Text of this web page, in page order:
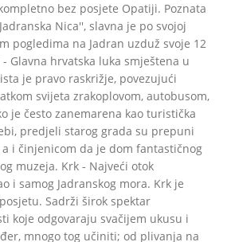
bez posjete Opatiji. Poznata
Nica'', slavna je po svojoj
pogledima na Jadran uzduž svoje 12
Glavna hrvatska luka smještena u
je pravo raskrižje, povezujući
svijeta zrakoplovom, autobusom,
je često zanemarena kao turistička
predjeli starog grada su prepuni
i činjenicom da je dom fantastičnog
muzeja. Krk - Najveći otok
i samog Jadranskog mora. Krk je
Sadrži širok spektar
koje odgovaraju svačijem ukusu i
mnogo tog učiniti; od plivanja na